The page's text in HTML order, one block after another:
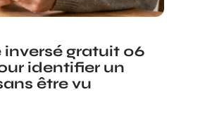
inversé gratuit 06
identifier un
être vu